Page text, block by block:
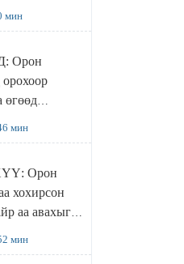
мин
Орон
өгөөд
мин
Орон
хохирсон
аа авахыг л
мин